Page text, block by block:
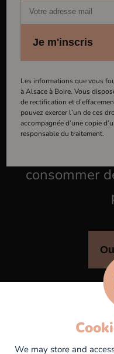
consommer
Je m'inscris
Les informations que vous
Alsace à Boire. Vous disposez
rectification et d’effacement
exercer l’un de ces droits en
copie d’un titre d’identité, à
Je m'inscris
Les informations que vous
à Alsace à Boire. Vous
de rectification et
pouvez exercer l’un de ces
accompagnée d’une copie
responsable du traitement.
We may store and